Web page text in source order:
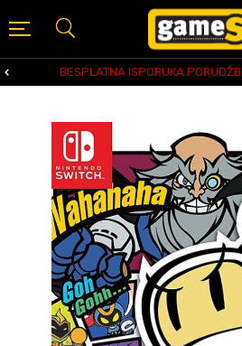
BESPLATNA ISPORUKA